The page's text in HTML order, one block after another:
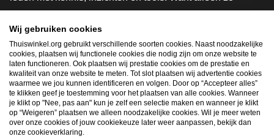
innovatievere toekomst. Dus groei ook mee en maak
shoppen slimmer.
Lid worden
Snel navigeren
Wij gebruiken cookies
Thuiswinkel.org gebruikt verschillende soorten cookies. Naast noodzakelijke
cookies, plaatsen wij functionele cookies die nodig zijn om onze website te
laten functioneren. Ook plaatsen wij prestatie cookies om de prestatie en
kwaliteit van onze website te meten. Tot slot plaatsen wij advertentie cookies
waarmee we jou kunnen identificeren en volgen. Door op “Accepteer alles”
te klikken geef je toestemming voor het plaatsen van alle cookies. Wanneer
je klikt op "Nee, pas aan" kun je zelf een selectie maken en wanneer je klikt
op “Weigeren” plaatsen we alleen noodzakelijke cookies. Wil je meer weten
over onze cookies of jouw cookiekeuze later weer aanpassen, bekijk dan
onze cookieverklaring.